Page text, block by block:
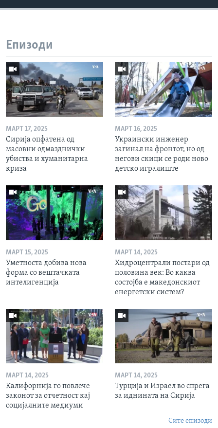
Епизоди
МАРТ 17, 2025
Сирија опфатена од
масовни одмазднички
убиства и хуманитарна
криза
МАРТ 16, 2025
Украински инженер
загинал на фронтот, но од
негови скици се роди ново
детско игралиште
МАРТ 15, 2025
Уметноста добива нова
форма со вештачката
интелигенција
МАРТ 14, 2025
Хидроцентрали постари од
половина век: Во каква
состојба е македонскиот
енергетски систем?
МАРТ 14, 2025
Калифорнија го повлече
законот за отчетност кај
социјалните медиуми
МАРТ 14, 2025
Турција и Израел во спрега
за иднината на Сирија
Сите епизоди